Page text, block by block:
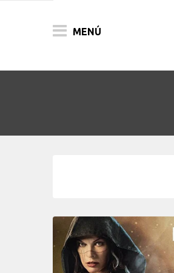
MENÚ